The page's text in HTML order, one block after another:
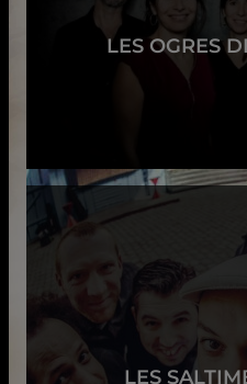
LES OGRES
LES